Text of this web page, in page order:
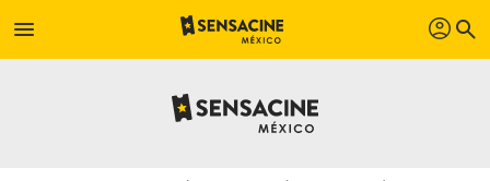
menu profil search